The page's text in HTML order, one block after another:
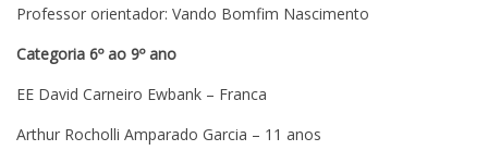
Professor orientador: Vando Bomfim Nascimento
Categoria 6º ao 9º ano
EE David Carneiro Ewbank – Franca
Arthur Rocholli Amparado Garcia – 11 anos